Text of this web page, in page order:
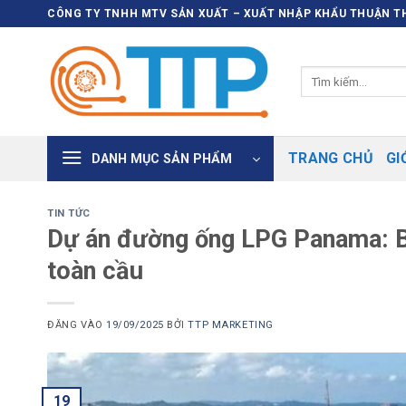
qua
CÔNG TY TNHH MTV SẢN XUẤT – XUẤT NHẬP KHẨU THUẬN
DANH MỤC SẢN PHẨM TRANG CHỦ
TIN TỨC
Dự án đường ống LPG
toàn cầu
ĐĂNG VÀO19/09/2025 BỞITTP MARKETING
19